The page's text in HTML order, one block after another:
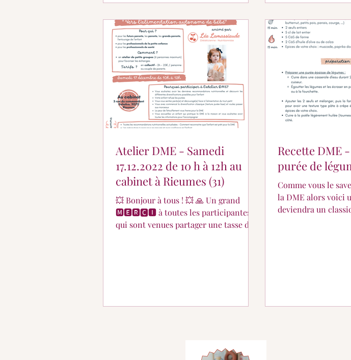
Atelier DME - Samedi
17.12.2022 de 10 h à 12h au
cabinet à Rieumes (31)
💥 Bonjour à tous ! 💥 🙏 Un grand
🅼🅴🆁🅲🅸 à toutes les participantes
qui sont venues partager une tasse de
Recette DME
purée de
Comme vous le
la DME alors voici
deviendra un